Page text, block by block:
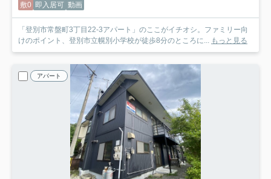
敷0 即入居可 動画
「登別市常盤町3丁目22-3アパート」のここがイチオシ。ファミリー向
けのポイント、登別市立幌別小学校が徒歩8分のところに... もっと見る
アパート